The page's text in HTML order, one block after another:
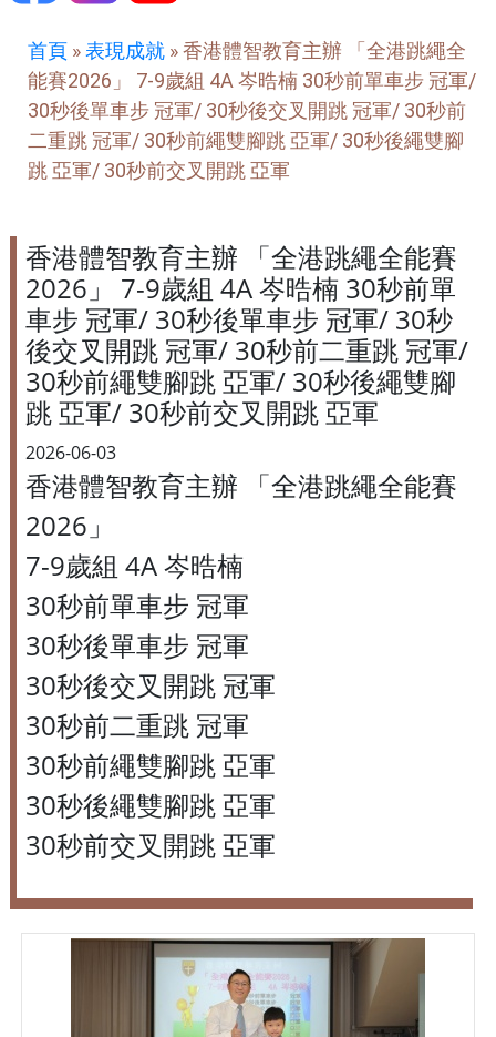
首頁 »表現成就 »香港體智教育主辦 「全港跳繩全
能賽2026」 7-9歲組 4A 岑晧楠 30秒前單車步 冠軍/
30秒後單車步 冠軍/ 30秒後交叉開跳 冠軍/ 30秒前
二重跳 冠軍/ 30秒前繩雙腳跳 亞軍/ 30秒後繩雙腳
跳 亞軍/ 30秒前交叉開跳 亞軍
香港體智教育主辦 「全港跳繩全能賽
2026」 7-9歲組 4A 岑晧楠 30秒前單
車步 冠軍/ 30秒後單車步 冠軍/ 30秒
後交叉開跳 冠軍/ 30秒前二重跳 冠軍/
30秒前繩雙腳跳 亞軍/ 30秒後繩雙腳
跳 亞軍/ 30秒前交叉開跳 亞軍
2026-06-03
香港體智教育主辦 「全港跳繩全能賽
2026」
7-9歲組 4A 岑晧楠
30秒前單車步 冠軍
30秒後單車步 冠軍
30秒後交叉開跳 冠軍
30秒前二重跳 冠軍
30秒前繩雙腳跳 亞軍
30秒後繩雙腳跳 亞軍
30秒前交叉開跳 亞軍